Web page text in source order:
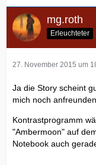
mg.roth
Erleuchteter
27. November 2015 um
Ja die Story scheint
mich noch anfreunden.
Kontrastprogramm
"Ambermoon" auf
Notebook auch